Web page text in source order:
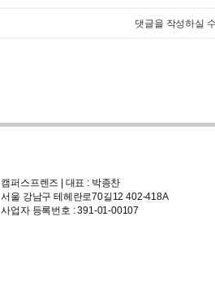
댓글을 작성하실
캠퍼스프렌즈 | 대표 : 박종찬
서울 강남구 테헤란로70길12 402-418A
사업자 등록번호 : 391-01-00107